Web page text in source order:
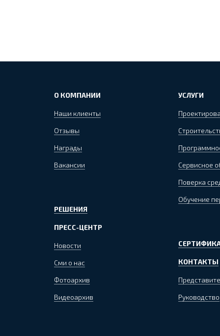
О КОМПАНИИ
Наши клиенты
Отзывы
Награды
Вакансии
РЕШЕНИЯ
ПРЕСС-ЦЕНТР
Новости
Сми о нас
Фотоархив
Видеоархив
УСЛУГИ
Сервисное
Поверка
Обучение
КОНТАКТЫ
Руководство